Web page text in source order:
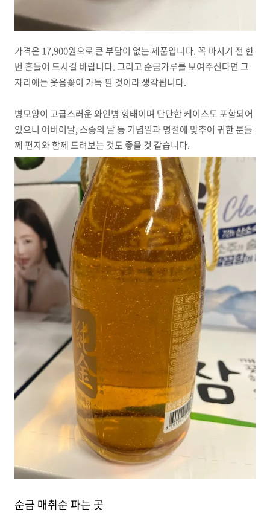
가격은 17,900원으로 큰 부담이 없는 제품입니다. 꼭 마시기 전 한
번 흔들어 드시길 바랍니다. 그리고 순금가루를 보여주신다면 그
자리에는 웃음꽃이 가득 필 것이라 생각됩니다.
병모양이 고급스러운 와인병 형태이며 단단한 케이스도 포함되어
있으니 어버이날, 스승의 날 등 기념일과 명절에 맞추어 귀한 분들
께 편지와 함께 드려보는 것도 좋을 것 같습니다.
순금 매취순 파는 곳